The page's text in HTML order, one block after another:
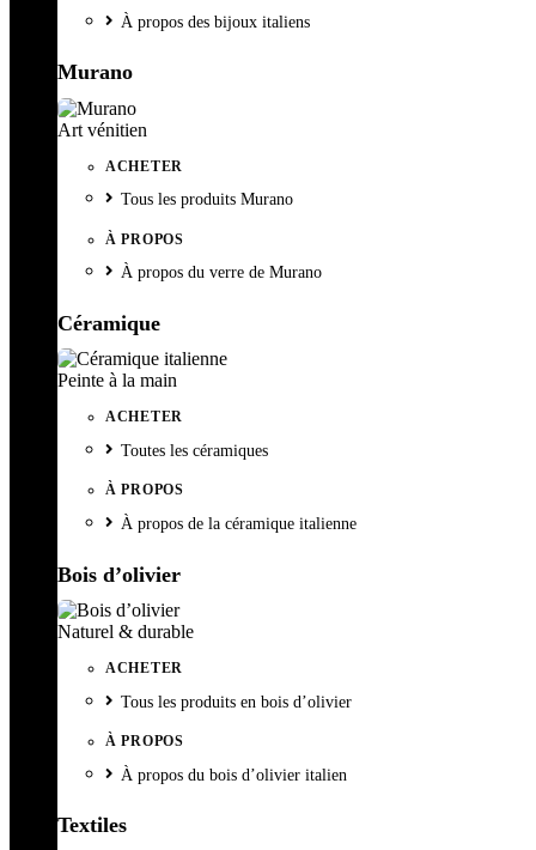
À propos des bijoux italiens
Murano
Art vénitien
ACHETER
Tous les produits Murano
À PROPOS
À propos du verre de Murano
Céramique
Peinte à la main
ACHETER
Toutes les céramiques
À PROPOS
À propos de la céramique italienne
Bois d’olivier
Naturel & durable
ACHETER
Tous les produits en bois d’olivier
À PROPOS
À propos du bois d’olivier italien
Textiles